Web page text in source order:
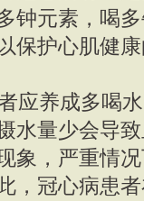
钟元素，喝
保护心肌健
养成多喝水
水量少会导
象，严重情
，冠心病患